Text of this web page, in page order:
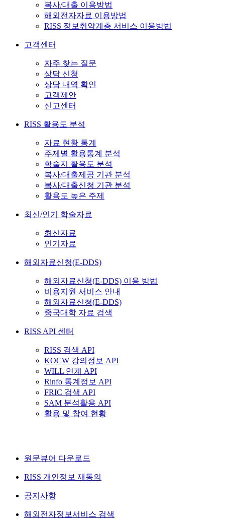
복사/대출 이용방법
해외전자자료 이용방법
RISS 정보취약계층 서비스 이용방법
고객센터
자주 찾는 질문
상담 신청
상담 내역 확인
고객제안
신고센터
RISS 활용도 분석
자료 현황 통계
주제별 활용통계 분석
학술지 활용도 분석
복사/대출제공 기관 분석
복사/대출신청 기관 분석
활용도 높은 주제
최신/인기 학술자료
최신자료
인기자료
해외자료신청(E-DDS)
해외자료신청(E-DDS) 이용 방법
비용지원 서비스 안내
해외자료신청(E-DDS)
중국대학 자료 검색
RISS API 센터
RISS 검색 API
KOCW 강의정보 API
WILL 연계 API
Rinfo 통계정보 API
FRIC 검색 API
SAM 분석활용 API
활용 및 참여 현황
원문뷰어 다운로드
RISS 개인정보 재동의
공지사항
해외전자정보서비스 검색